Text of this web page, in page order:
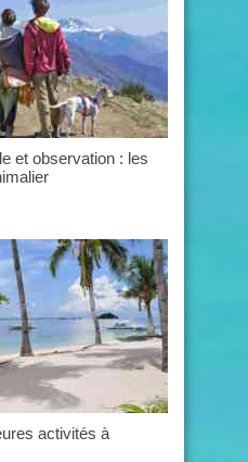
et observation : les
activités à